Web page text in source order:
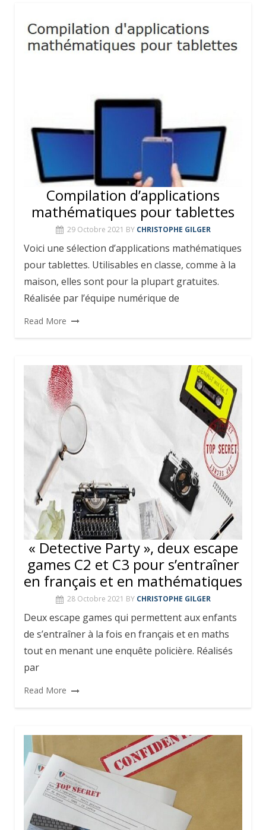
Compilation d’applications
mathématiques pour tablettes
29 Octobre 2021 BY CHRISTOPHE GILGER
Voici une sélection d’applications mathématiques
pour tablettes. Utilisables en classe, comme à la
maison, elles sont pour la plupart gratuites.
Réalisée par l’équipe numérique de
Read More
« Detective Party », deux escape
games C2 et C3 pour s’entraîner
en français et en mathématiques
28 Octobre 2021 BY CHRISTOPHE GILGER
Deux escape games qui permettent aux enfants
de s’entraîner à la fois en français et en maths
tout en menant une enquête policière. Réalisés
par
Read More